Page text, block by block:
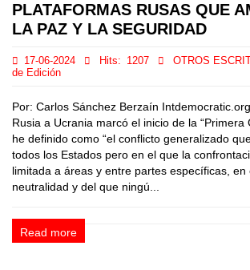
PLATAFORMAS RUSAS QUE
LA PAZ Y LA SEGURIDAD
17-06-2024 Hits: 1207 OTROS
de Edición
Por: Carlos Sánchez Berzaín
Rusia a Ucrania marcó el inicio de la “Primera
he definido como “el conflicto generalizado
todos los Estados pero en el que la
limitada a áreas y entre partes específicas, en
neutralidad y del que ningú...
Read more